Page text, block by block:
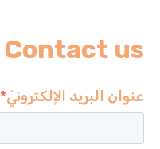
Contact us
عنوان البريد الإلكترونيّ*